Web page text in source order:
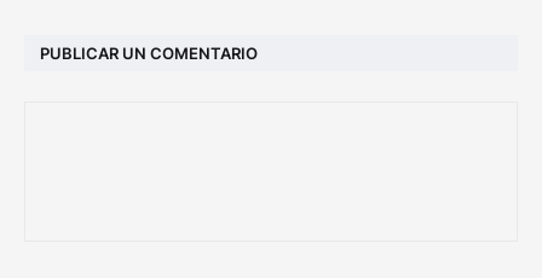
PUBLICAR UN COMENTARIO